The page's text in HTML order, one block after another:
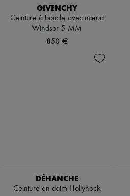
GIVENCHY
Ceinture à boucle avec nœud
Windsor 5 MM
850 €
DÉHANCHE
Ceinture en daim Hollyhock